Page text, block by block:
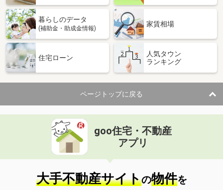
暮らしのデータ
(補助金・助成金情報)
家賃相場
住宅ローン
人気タウン
ランキング
ページトップに戻る
goo住宅・不動産
アプリ
大手不動産サイトの物件を